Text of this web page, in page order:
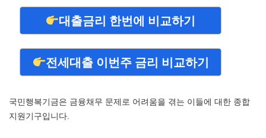
대출금리 한번에 비교하기
전세대출 이번주 금리 비교하기
국민행복기금은 금융채무 문제로 어려움을 겪는 이들에 대한 종합
지원기구입니다.